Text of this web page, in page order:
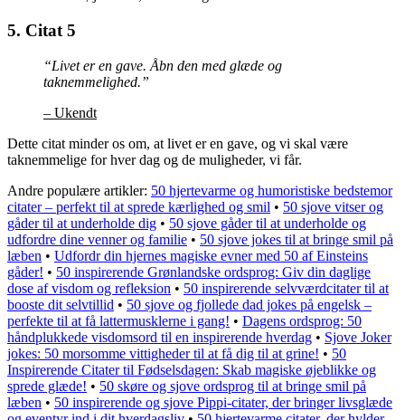
5. Citat 5
“Livet er en gave. Åbn den med glæde og
taknemmelighed.”
– Ukendt
Dette citat minder os om, at livet er en gave, og vi skal være
taknemmelige for hver dag og de muligheder, vi får.
Andre populære artikler: 50 hjertevarme og humoristiske bedstemor
citater – perfekt til at sprede kærlighed og smil • 50 sjove vitser og
gåder til at underholde dig • 50 sjove gåder til at underholde og
udfordre dine venner og familie • 50 sjove jokes til at bringe smil på
læben • Udfordr din hjernes magiske evner med 50 af Einsteins
gåder! • 50 inspirerende Grønlandske ordsprog: Giv din daglige
dose af visdom og refleksion • 50 inspirerende selvværdcitater til at
booste dit selvtillid • 50 sjove og fjollede dad jokes på engelsk –
perfekte til at få lattermusklerne i gang! • Dagens ordsprog: 50
håndplukkede visdomsord til en inspirerende hverdag • Sjove Joker
jokes: 50 morsomme vittigheder til at få dig til at grine! • 50
Inspirerende Citater til Fødselsdagen: Skab magiske øjeblikke og
sprede glæde! • 50 skøre og sjove ordsprog til at bringe smil på
læben • 50 inspirerende og sjove Pippi-citater, der bringer livsglæde